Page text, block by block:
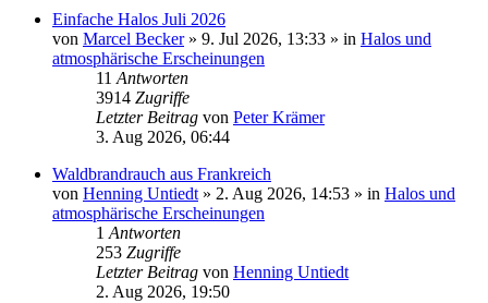
Einfache Halos Juli 2026
von Marcel Becker» 9. Jul 2026, 13:33 » in Halos und
atmosphärische Erscheinungen
11 Antworten
3914 Zugriffe
Letzter Beitrag von Peter Krämer
3. Aug 2026, 06:44
Waldbrandrauch aus Frankreich
von Henning Untiedt » 2. Aug 2026, 14:53 » in Halos und
atmosphärische Erscheinungen
1 Antworten
253 Zugriffe
Letzter Beitrag von Henning Untiedt
2. Aug 2026, 19:50